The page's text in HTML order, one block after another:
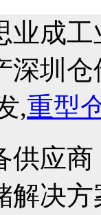
业成
深圳
,重型
供应商
解决方